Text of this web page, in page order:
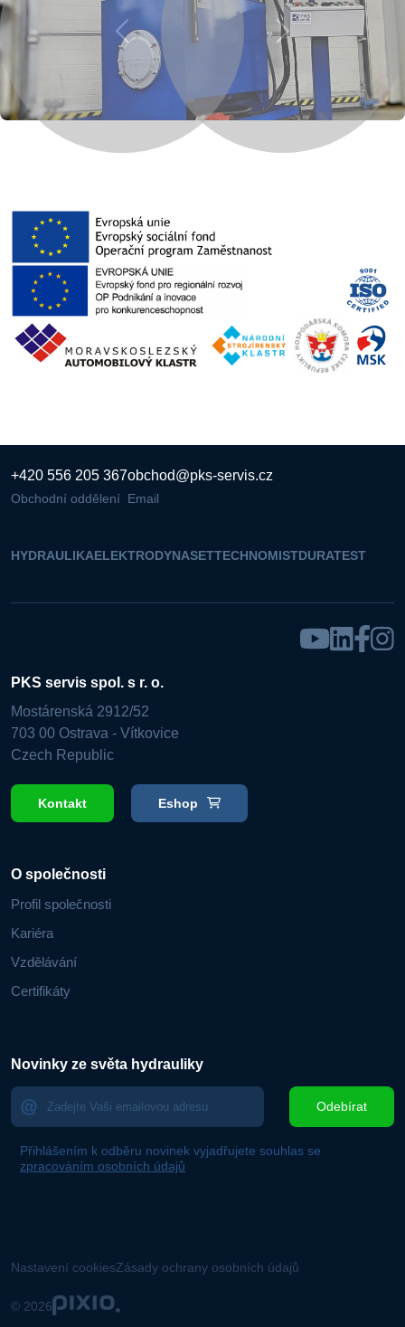
Previous Next
+420 556 205 367
Obchodní oddělení
obchod@pks-servis.cz
Email
HYDRAULIKAELEKTRODYNASETTECHNOMISTDURATEST
PKS servis spol. s r. o.
Mostárenská 2912/52
703 00 Ostrava - Vítkovice
Czech Republic
Kontakt Eshop
O společnosti
Profil společnosti
Kariéra
Vzdělávání
Certifikáty
Novinky ze světa hydrauliky
Odebírat
Přihlášením k odběru novinek vyjadřujete souhlas se
zpracováním osobních údajů
Nastavení cookiesZásady ochrany osobních údajů
© 2026